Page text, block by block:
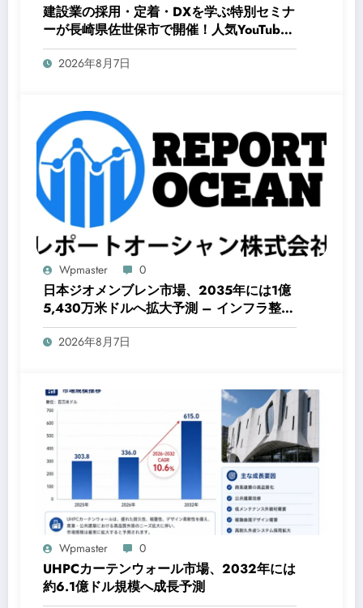
建設業の採用・定着・DXを学ぶ特別セミナ
ーが長崎県佐世保市で開催！人気YouTuber
石男くんが登壇
2026年8月7日
Wpmaster 0
日本ジオメンブレン市場、2035年には1億
5,430万米ドルへ拡大予測 – インフラ整備
と環境保護が成長を牽引
2026年8月7日
Wpmaster 0
UHPCカーテンウォール市場、2032年には
約6.1億ドル規模へ成長予測